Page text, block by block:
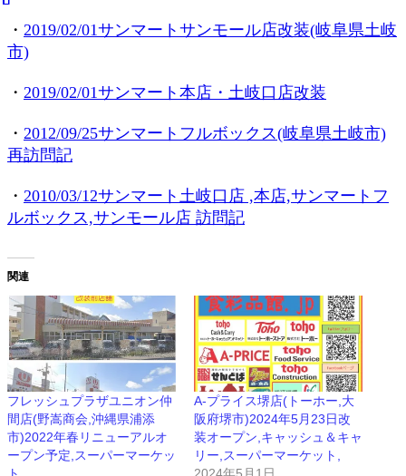
・ 2019/02/01サンマートサンモール店改装(岐阜県土岐
市)
・ 2019/02/01サンマート本店・土岐口店改装
・ 2012/09/25サンマートフルボックス(岐阜県土岐市)
再訪問記
・ 2010/03/12サンマート土岐口店 ,本店,サンマートフ
ルボックス,サンモール店 訪問記
関連
フレッシュプラザユニオン仲
間店(野嵩商会,沖縄県浦添
市)2022年春リニューアルオ
ープン予定,スーパーマーケッ
A-プライス堺店(トーホー,大
阪府堺市)2024年5月23日改
装オープン,キャッシュ＆キャ
リー,スーパーマーケット,